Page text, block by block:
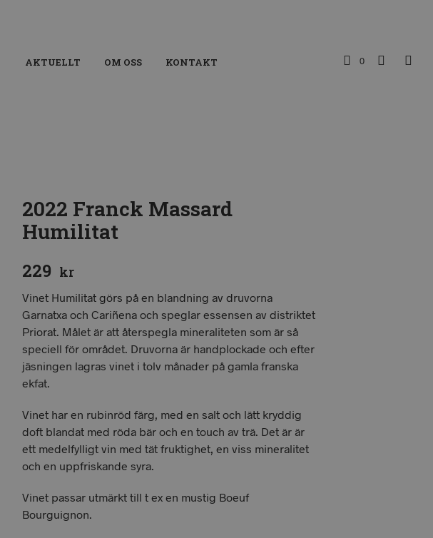
AKTUELLT OM OSS KONTAKT 0
2022 Franck Massard
Humilitat
229 kr
Vinet Humilitat görs på en blandning av druvorna
Garnatxa och Cariñena och speglar essensen av distriktet
Priorat. Målet är att återspegla mineraliteten som är så
speciell för området. Druvorna är handplockade och efter
jäsningen lagras vinet i tolv månader på gamla franska
ekfat.
Vinet har en rubinröd färg, med en salt och lätt kryddig
doft blandat med röda bär och en touch av trä. Det är är
ett medelfylligt vin med tät fruktighet, en viss mineralitet
och en uppfriskande syra.
Vinet passar utmärkt till t ex en mustig Boeuf
Bourguignon.